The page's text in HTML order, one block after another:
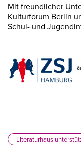
Mit freundlicher
Kulturforum Berlin
Schul- und
Literaturhaus